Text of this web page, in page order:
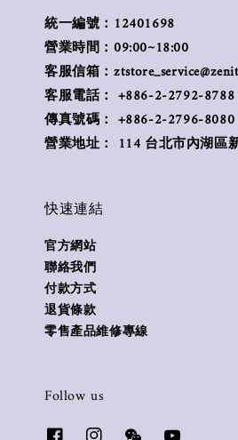
統一編號：12401698
營業時間：09:00~18:00
客服信箱：
客服電話： +886-2-2792-
傳真號碼： +886-2-2796-8080
營業地址： 114 台北市內湖區
快速連結
官方網站
聯絡我們
付款方式
退貨條款
零售產品維修專線
Follow us